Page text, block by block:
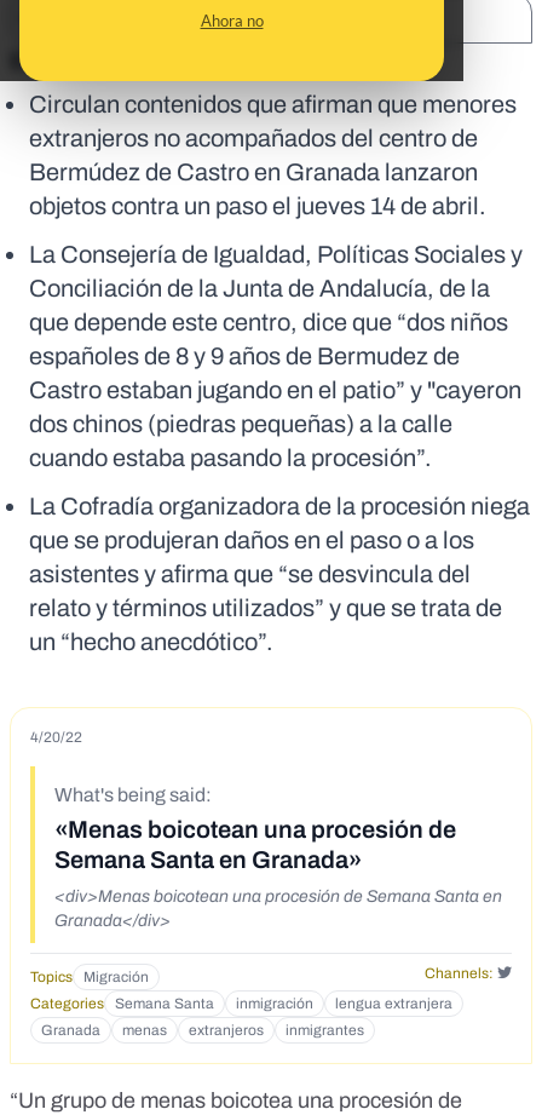
Ahora no
En corto:
Circulan contenidos que afirman que menores
extranjeros no acompañados del centro de
Bermúdez de Castro en Granada lanzaron
objetos contra un paso el jueves 14 de abril.
La Consejería de Igualdad, Políticas Sociales y
Conciliación de la Junta de Andalucía, de la
que depende este centro, dice que “dos niños
españoles de 8 y 9 años de Bermudez de
Castro estaban jugando en el patio” y "cayeron
dos chinos (piedras pequeñas) a la calle
cuando estaba pasando la procesión”.
La Cofradía organizadora de la procesión niega
que se produjeran daños en el paso o a los
asistentes y afirma que “se desvincula del
relato y términos utilizados” y que se trata de
un “hecho anecdótico”.
4/20/22
What's being said:
«Menas boicotean una procesión de
Semana Santa en Granada»
<div>Menas boicotean una procesión de Semana Santa en
Granada</div>
Topics Migración
Channels:
Categories
Semana Santa inmigración
lengua extranjera
Granada
menas extranjeros inmigrantes
“Un grupo de menas boicotea una procesión de